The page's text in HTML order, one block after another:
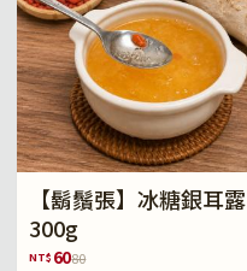
【鬍鬚張】冰糖銀耳露
300g
NT$ 6080